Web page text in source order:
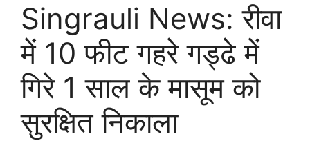
Singrauli News: रीवा
में 10 फीट गहरे गड्ढे में
गिरे 1 साल के मासूम को
सुरक्षित निकाला